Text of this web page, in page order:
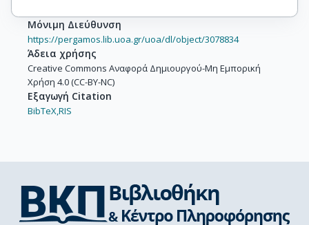
Μόνιμη Διεύθυνση
https://pergamos.lib.uoa.gr/uoa/dl/object/3078834
Άδεια χρήσης
Creative Commons Αναφορά Δημιουργού-Μη Εμπορική
Χρήση 4.0 (CC-BY-NC)
Εξαγωγή Citation
BibTeX,RIS